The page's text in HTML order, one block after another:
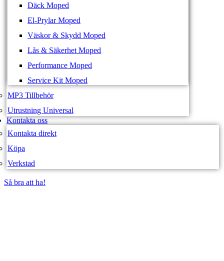
Däck Moped
El-Prylar Moped
Väskor & Skydd Moped
Lås & Säkerhet Moped
Performance Moped
Service Kit Moped
MP3 Tillbehör
Utrustning Universal
Kontakta oss
Kontakta direkt
Köpa
Verkstad
Så bra att ha!